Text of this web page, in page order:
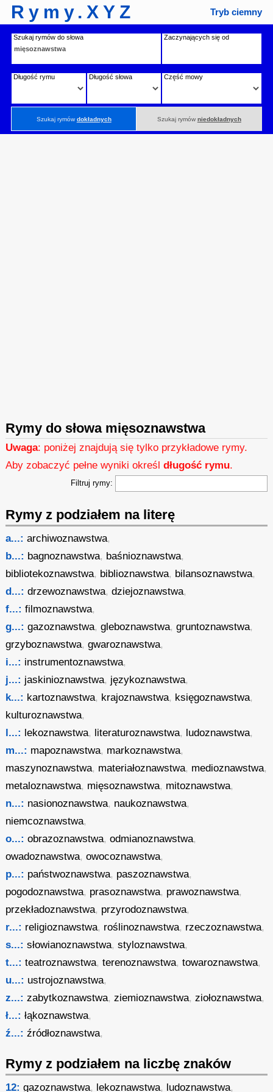
Rymy.XYZ Tryb ciemny
Szukaj rymów do słowa Zaczynających się od
Długość rymu Długość słowa Część mowy
Szukaj rymówdokładnych Szukaj rymów niedokładnych
Rymy do słowa mięsoznawstwa
Uwaga: poniżej znajdują się tylko przykładowe rymy.
Aby zobaczyć pełne wyniki określdługość rymu.
Filtruj rymy:
Rymy z podziałem na literę
a...: archiwoznawstwa,
b...: bagnoznawstwa, baśnioznawstwa,
bibliotekoznawstwa, biblioznawstwa, bilansoznawstwa,
d...: drzewoznawstwa,dziejoznawstwa,
f...: filmoznawstwa,
g...: gazoznawstwa,gleboznawstwa,gruntoznawstwa,
grzyboznawstwa,gwaroznawstwa,
i...: instrumentoznawstwa,
j...: jaskinioznawstwa, językoznawstwa,
k...: kartoznawstwa, krajoznawstwa, księgoznawstwa,
kulturoznawstwa,
l...: lekoznawstwa, literaturoznawstwa, ludoznawstwa,
m...: mapoznawstwa, markoznawstwa,
maszynoznawstwa, materiałoznawstwa, medioznawstwa,
metaloznawstwa, mięsoznawstwa, mitoznawstwa,
n...: nasionoznawstwa, naukoznawstwa,
niemcoznawstwa,
o...: obrazoznawstwa,odmianoznawstwa,
owadoznawstwa,owocoznawstwa,
p...: państwoznawstwa, paszoznawstwa,
pogodoznawstwa, prasoznawstwa, prawoznawstwa,
przekładoznawstwa, przyrodoznawstwa,
r...: religioznawstwa, roślinoznawstwa, rzeczoznawstwa,
s...: słowianoznawstwa,styloznawstwa,
t...: teatroznawstwa,terenoznawstwa,towaroznawstwa,
u...: ustrojoznawstwa,
z...: zabytkoznawstwa,ziemioznawstwa,ziołoznawstwa,
ł...: łąkoznawstwa,
ź...: źródłoznawstwa,
Rymy z podziałem na liczbę znaków
12: gazoznawstwa, lekoznawstwa, ludoznawstwa,